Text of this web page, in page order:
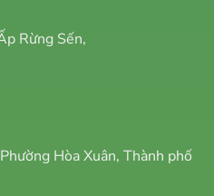
Rừng Sến,
Hòa Xuân, Thành phố